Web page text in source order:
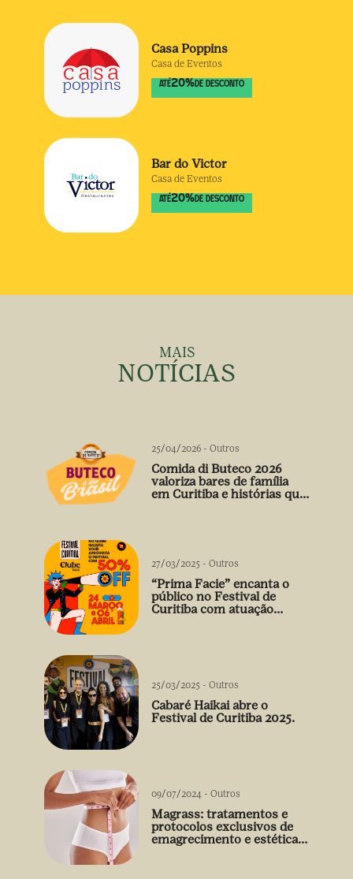
Casa Poppins
Casa de Eventos
ATÉ20% DE DESCONTO
Bar do Victor
Casa de Eventos
ATÉ20% DE DESCONTO
MAIS
NOTÍCIAS
25/04/2026 - Outros
Comida di Buteco 2026
valoriza bares de família
em Curitiba e histórias que
27/03/2025 - Outros
“Prima Facie” encanta o
público no Festival de
Curitiba com atuação
25/03/2025 - Outros
Cabaré Haikai abre o
Festival de Curitiba 2025.
09/07/2024 - Outros
Magrass: tratamentos e
protocolos exclusivos de
emagrecimento e estética